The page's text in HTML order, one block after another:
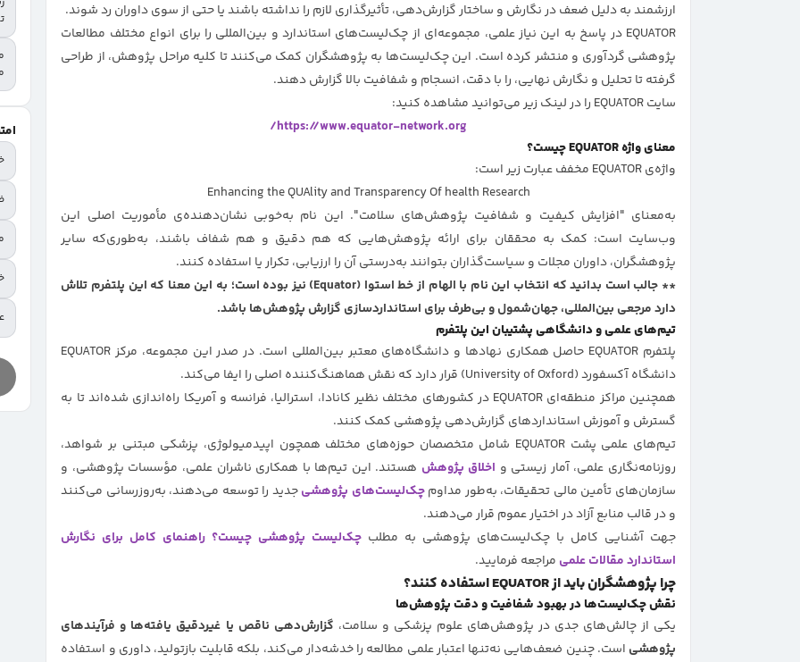
ارزشمند به دلیل ضعف در نگارش و ساختار گزارش‌دهی، تأثیرگذاری لازم را نداشته باشند یا حتی از سوی داوران رد شوند.
EQUATOR در پاسخ به این نیاز علمی، مجموعه‌ای از چک‌لیست‌های استاندارد و بین‌المللی را برای انواع مختلف مطالعات
پژوهشی گردآوری و منتشر کرده است. این چک‌لیست‌ها به پژوهشگران کمک می‌کنند تا کلیه مراحل پژوهش، از طراحی
گرفته تا تحلیل و نگارش نهایی، را با دقت، انسجام و شفافیت بالا گزارش دهند.
سایت EQUATOR را در لینک زیر می‌توانید مشاهده کنید:
https://www.equator-network.org/
معنای واژه EQUATOR چیست؟
واژه‌ی EQUATOR مخفف عبارت زیر است:
Enhancing the QUAlity and Transparency Of health Research
به‌معنای "افزایش کیفیت و شفافیت پژوهش‌های سلامت". این نام به‌خوبی نشان‌دهنده‌ی مأموریت اصلی این
وب‌سایت است: کمک به محققان برای ارائه پژوهش‌هایی که هم دقیق و هم شفاف باشند، به‌طوری‌که سایر
پژوهشگران، داوران مجلات و سیاست‌گذاران بتوانند به‌درستی آن را ارزیابی، تکرار یا استفاده کنند.
** جالب است بدانید که انتخاب این نام با الهام از خط استوا (Equator) نیز بوده است؛ به این معنا که این پلتفرم تلاش
دارد مرجعی بین‌المللی، جهان‌شمول و بی‌طرف برای استانداردسازی گزارش پژوهش‌ها باشد.
تیم‌های علمی و دانشگاهی پشتیبان این پلتفرم
پلتفرم EQUATOR حاصل همکاری نهادها و دانشگاه‌های معتبر بین‌المللی است. در صدر این مجموعه، مرکز EQUATOR
دانشگاه آکسفورد (University of Oxford) قرار دارد که نقش هماهنگ‌کننده اصلی را ایفا می‌کند.
همچنین مراکز منطقه‌ای EQUATOR در کشورهای مختلف نظیر کانادا، استرالیا، فرانسه و آمریکا راه‌اندازی شده‌اند تا به
گسترش و آموزش استانداردهای گزارش‌دهی پژوهشی کمک کنند.
تیم‌های علمی پشت EQUATOR شامل متخصصان حوزه‌های مختلف همچون اپیدمیولوژی، پزشکی مبتنی بر شواهد،
روزنامه‌نگاری علمی، آمار زیستی و اخلاق پژوهش هستند. این تیم‌ها با همکاری ناشران علمی، مؤسسات پژوهشی، و
سازمان‌های تأمین مالی تحقیقات، به‌طور مداومچک‌لیست‌های پژوهشیجدید را توسعه می‌دهند، به‌روزرسانی می‌کنند
و در قالب منابع آزاد در اختیار عموم قرار می‌دهند.
جهت آشنایی کامل با چک‌لیست‌های پژوهشی به مطلب چک‌لیست پژوهشی چیست؟ راهنمای کامل برای نگارش
استاندارد مقالات علمی مراجعه فرمایید.
چرا پژوهشگران باید از EQUATOR استفاده کنند؟
نقش چک‌لیست‌ها در بهبود شفافیت و دقت پژوهش‌ها
یکی از چالش‌های جدی در پژوهش‌های علوم پزشکی و سلامت، گزارش‌دهی ناقص یا غیردقیق یافته‌ها و فرآیندهای
پژوهشی است. چنین ضعف‌هایی نه‌تنها اعتبار علمی مطالعه را خدشه‌دار می‌کند، بلکه قابلیت بازتولید، داوری و استفاده